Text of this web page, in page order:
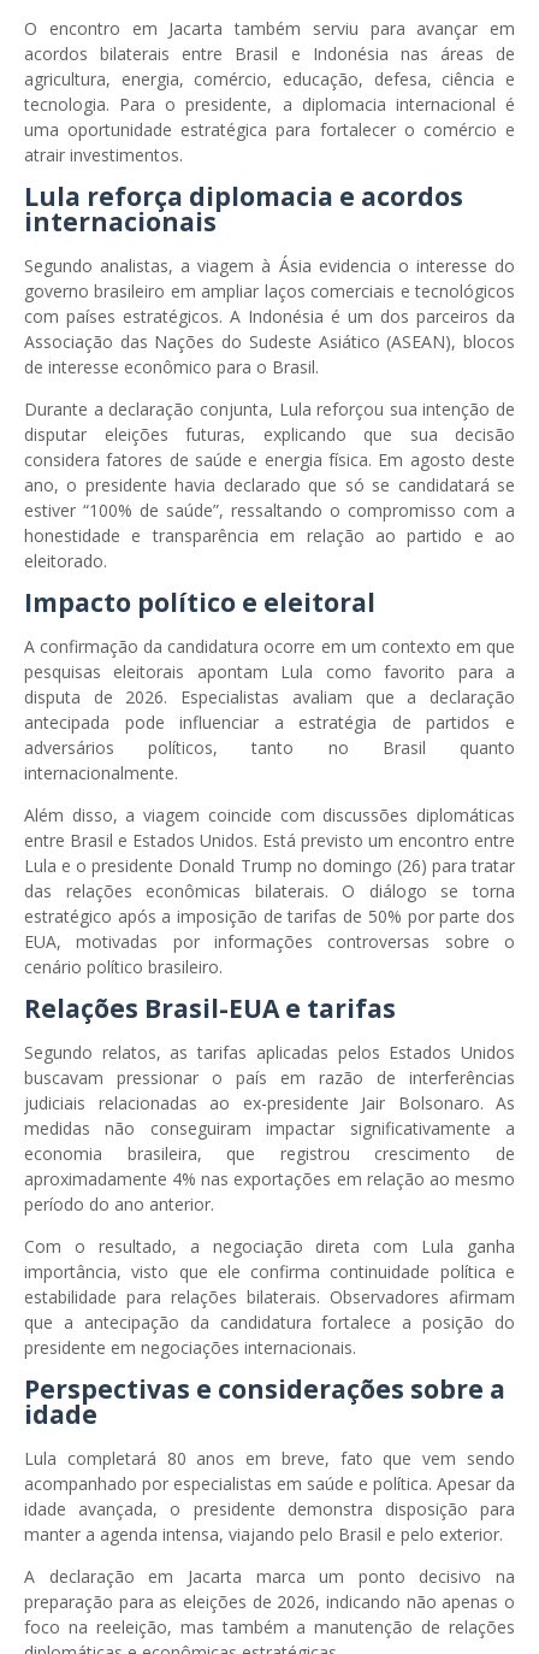
O encontro em Jacarta também serviu para avançar em
acordos bilaterais entre Brasil e Indonésia nas áreas de
agricultura, energia, comércio, educação, defesa, ciência e
tecnologia. Para o presidente, a diplomacia internacional é
uma oportunidade estratégica para fortalecer o comércio e
atrair investimentos.
Lula reforça diplomacia e acordos
internacionais
Segundo analistas, a viagem à Ásia evidencia o interesse do
governo brasileiro em ampliar laços comerciais e tecnológicos
com países estratégicos. A Indonésia é um dos parceiros da
Associação das Nações do Sudeste Asiático (ASEAN), blocos
de interesse econômico para o Brasil.
Durante a declaração conjunta, Lula reforçou sua intenção de
disputar eleições futuras, explicando que sua decisão
considera fatores de saúde e energia física. Em agosto deste
ano, o presidente havia declarado que só se candidatará se
estiver “100% de saúde”, ressaltando o compromisso com a
honestidade e transparência em relação ao partido e ao
eleitorado.
Impacto político e eleitoral
A confirmação da candidatura ocorre em um contexto em que
pesquisas eleitorais apontam Lula como favorito para a
disputa de 2026. Especialistas avaliam que a declaração
antecipada pode influenciar a estratégia de partidos e
adversários políticos, tanto no Brasil quanto
internacionalmente.
Além disso, a viagem coincide com discussões diplomáticas
entre Brasil e Estados Unidos. Está previsto um encontro entre
Lula e o presidente Donald Trump no domingo (26) para tratar
das relações econômicas bilaterais. O diálogo se torna
estratégico após a imposição de tarifas de 50% por parte dos
EUA, motivadas por informações controversas sobre o
cenário político brasileiro.
Relações Brasil-EUA e tarifas
Segundo relatos, as tarifas aplicadas pelos Estados Unidos
buscavam pressionar o país em razão de interferências
judiciais relacionadas ao ex-presidente Jair Bolsonaro. As
medidas não conseguiram impactar significativamente a
economia brasileira, que registrou crescimento de
aproximadamente 4% nas exportações em relação ao mesmo
período do ano anterior.
Com o resultado, a negociação direta com Lula ganha
importância, visto que ele confirma continuidade política e
estabilidade para relações bilaterais. Observadores afirmam
que a antecipação da candidatura fortalece a posição do
presidente em negociações internacionais.
Perspectivas e considerações sobre a
idade
Lula completará 80 anos em breve, fato que vem sendo
acompanhado por especialistas em saúde e política. Apesar da
idade avançada, o presidente demonstra disposição para
manter a agenda intensa, viajando pelo Brasil e pelo exterior.
A declaração em Jacarta marca um ponto decisivo na
preparação para as eleições de 2026, indicando não apenas o
foco na reeleição, mas também a manutenção de relações